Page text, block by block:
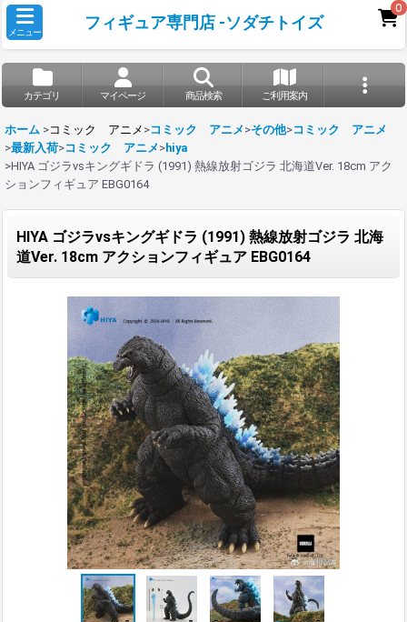
メニュー
フィギュア専門店 -ソダチトイズ
0
カテゴリ マイページ 商品検索 ご利用案内
ホーム >コミック アニメ >コミック アニメ >その他>コミック アニメ
>最新入荷>コミック アニメ >hiya
>HIYA ゴジラvsキングギドラ (1991) 熱線放射ゴジラ 北海道Ver. 18cm アク
ションフィギュア EBG0164
HIYA ゴジラvsキングギドラ (1991) 熱線放射ゴジラ 北海
道Ver. 18cm アクションフィギュア EBG0164